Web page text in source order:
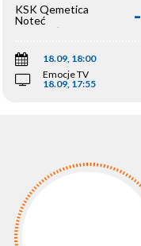
KSK Qemetica
Noteć
Inowrocław
18.09, 18:00
Emocje TV
18.09, 17:55